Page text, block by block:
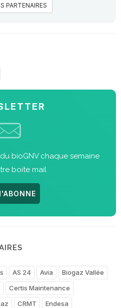
PARTENAIRES
bioGNV chaque semaine
boite mail
AS 24 Avia
Biogaz Vallée
Certis Maintenance
CRMT
Endesa